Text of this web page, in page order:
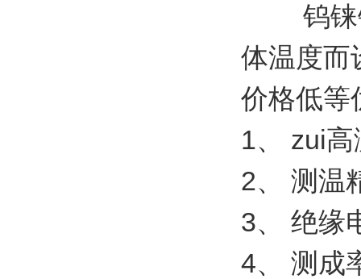
钨铼钢
体温度而
价格低等
1、 zui
2、 测温
3、 绝缘
4、 测成